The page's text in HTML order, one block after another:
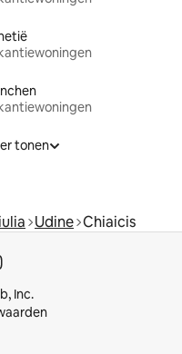
tonen
Udine Chiaicis
Inc.